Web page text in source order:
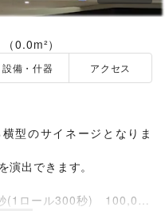
0.0m²）
設備・什器 アクセス
型のサイネージとなりま
出できます。
(1ロール300秒)　100,000